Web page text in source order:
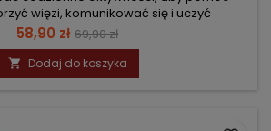
więzi, komunikować się i uczyć
Cena
58,90 zł Cena
podstawowa
69,90 zł
 Dodaj do koszyka